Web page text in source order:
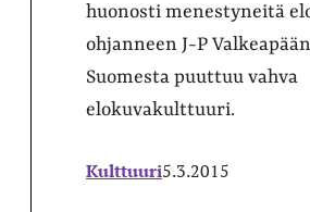
huonosti menestyneitä
ohjanneen J-P
Suomesta puuttuu vahva
elokuvakulttuuri.
Kulttuuri5.3.2015